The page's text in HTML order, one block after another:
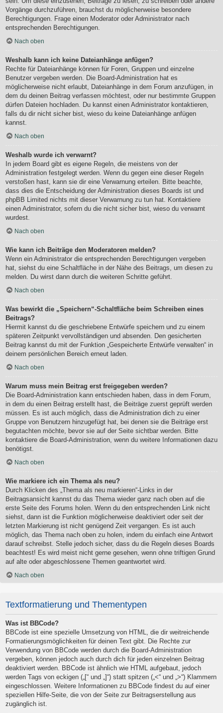
Vorgänge durchzuführen, brauchst du möglicherweise besondere
Berechtigungen. Frage einen Moderator oder Administrator nach
entsprechenden Berechtigungen.
Nach oben
Weshalb kann ich keine Dateianhänge anfügen?
Rechte für Dateianhänge können für Foren, Gruppen und einzelne
Benutzer vergeben werden. Die Board-Administration hat es
möglicherweise nicht erlaubt, Dateianhänge in dem Forum anzufügen, in
dem du deinen Beitrag verfassen möchtest, oder nur bestimmte Gruppen
dürfen Dateien hochladen. Du kannst einen Administrator kontaktieren,
falls du dir nicht sicher bist, wieso du keine Dateianhänge anfügen
kannst.
Nach oben
Weshalb wurde ich verwarnt?
In jedem Board gibt es eigene Regeln, die meistens von der
Administration festgelegt werden. Wenn du gegen eine dieser Regeln
verstoßen hast, kann sie dir eine Verwarnung erteilen. Bitte beachte,
dass dies die Entscheidung der Administration dieses Boards ist und
phpBB Limited nichts mit dieser Verwarnung zu tun hat. Kontaktiere
einen Administrator, sofern du die nicht sicher bist, wieso du verwarnt
wurdest.
Nach oben
Wie kann ich Beiträge den Moderatoren melden?
Wenn ein Administrator die entsprechenden Berechtigungen vergeben
hat, siehst du eine Schaltfläche in der Nähe des Beitrags, um diesen zu
melden. Du wirst dann durch die weiteren Schritte geführt.
Nach oben
Was bewirkt die „Speichern“-Schaltfläche beim Schreiben eines
Beitrags?
Hiermit kannst du die geschriebene Entwürfe speichern und zu einem
späteren Zeitpunkt vervollständigen und absenden. Den gesicherten
Beitrag kannst du mit der Funktion „Gespeicherte Entwürfe verwalten“ in
deinem persönlichen Bereich erneut laden.
Nach oben
Warum muss mein Beitrag erst freigegeben werden?
Die Board-Administration kann entschieden haben, dass in dem Forum,
in dem du einen Beitrag erstellt hast, die Beiträge zuerst geprüft werden
müssen. Es ist auch möglich, dass die Administration dich zu einer
Gruppe von Benutzern hinzugefügt hat, bei denen sie die Beiträge erst
begutachten möchte, bevor sie auf der Seite sichtbar werden. Bitte
kontaktiere die Board-Administration, wenn du weitere Informationen dazu
benötigst.
Nach oben
Wie markiere ich ein Thema als neu?
Durch Klicken des „Thema als neu markieren“-Links in der
Beitragsansicht kannst du das Thema wieder ganz nach oben auf die
erste Seite des Forums holen. Wenn du den entsprechenden Link nicht
siehst, dann ist die Funktion möglicherweise deaktiviert oder seit der
letzten Markierung ist nicht genügend Zeit vergangen. Es ist auch
möglich, das Thema nach oben zu holen, indem du einfach eine Antwort
darauf schreibst. Stelle jedoch sicher, dass du die Regeln dieses Boards
beachtest! Es wird meist nicht gerne gesehen, wenn ohne triftigen Grund
auf alte oder abgeschlossene Themen geantwortet wird.
Nach oben
Textformatierung und Thementypen
Was ist BBCode?
BBCode ist eine spezielle Umsetzung von HTML, die dir weitreichende
Formatierungsmöglichkeiten für deinen Text gibt. Die Rechte zur
Verwendung von BBCode werden durch die Board-Administration
vergeben, können jedoch auch durch dich für jeden einzelnen Beitrag
deaktiviert werden. BBCode ist ähnlich wie HTML aufgebaut, jedoch
werden Tags von eckigen („[“ und „]“) statt spitzen („<“ und „>“) Klammern
eingeschlossen. Weitere Informationen zu BBCode findest du auf einer
speziellen Hilfe-Seite, die von der Seite zur Beitragserstellung aus
zugänglich ist.